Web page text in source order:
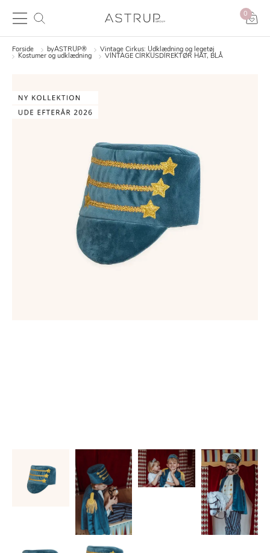
0
Forside byASTRUP®
Vintage Cirkus: Udklædning og legetøj
Kostumer og udklædning
VINTAGE CIRKUSDIREKTØR HAT, BLÅ